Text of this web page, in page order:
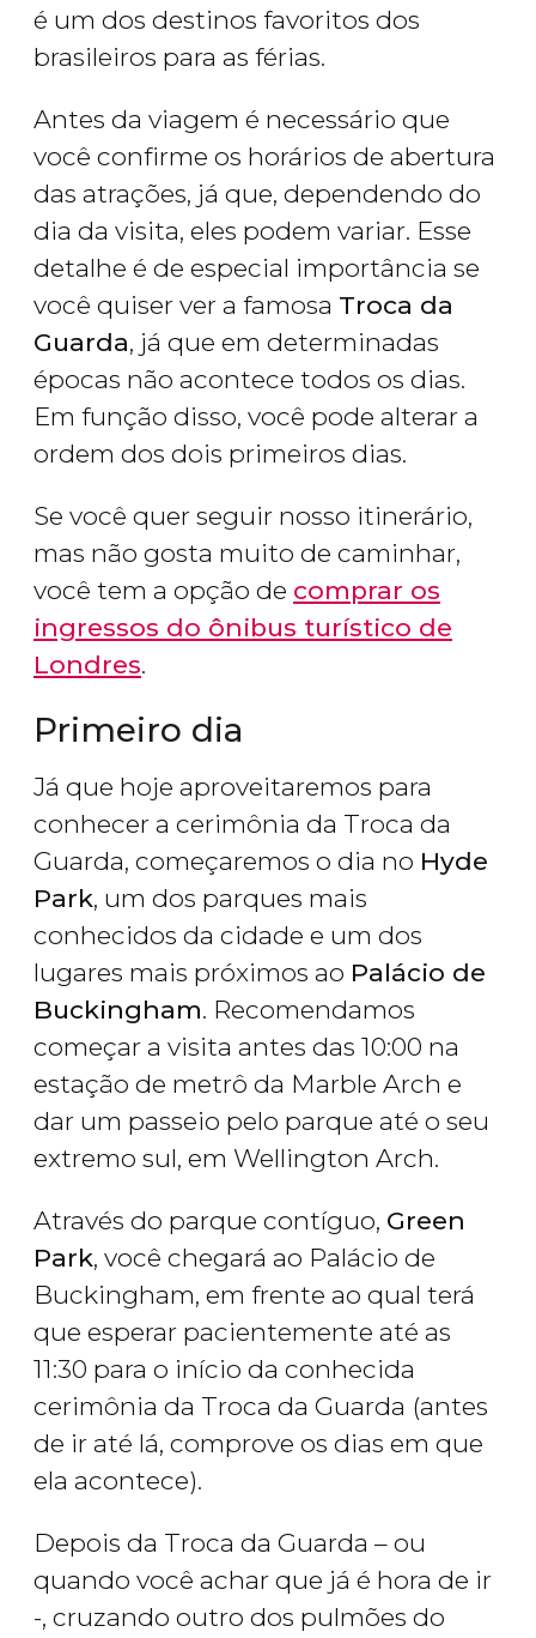
é um dos destinos favoritos dos
brasileiros para as férias.
Antes da viagem é necessário que
você confirme os horários de abertura
das atrações, já que, dependendo do
dia da visita, eles podem variar. Esse
detalhe é de especial importância se
você quiser ver a famosa Troca da
Guarda, já que em determinadas
épocas não acontece todos os dias.
Em função disso, você pode alterar a
ordem dos dois primeiros dias.
Se você quer seguir nosso itinerário,
mas não gosta muito de caminhar,
você tem a opção de comprar os
ingressos do ônibus turístico de
Londres.
Primeiro dia
Já que hoje aproveitaremos para
conhecer a cerimônia da Troca da
Guarda, começaremos o dia no Hyde
Park, um dos parques mais
conhecidos da cidade e um dos
lugares mais próximos ao Palácio de
Buckingham. Recomendamos
começar a visita antes das 10:00 na
estação de metrô da Marble Arch e
dar um passeio pelo parque até o seu
extremo sul, em Wellington Arch.
Através do parque contíguo, Green
Park, você chegará ao Palácio de
Buckingham, em frente ao qual terá
que esperar pacientemente até as
11:30 para o início da conhecida
cerimônia da Troca da Guarda (antes
de ir até lá, comprove os dias em que
ela acontece).
Depois da Troca da Guarda – ou
quando você achar que já é hora de ir
-, cruzando outro dos pulmões do